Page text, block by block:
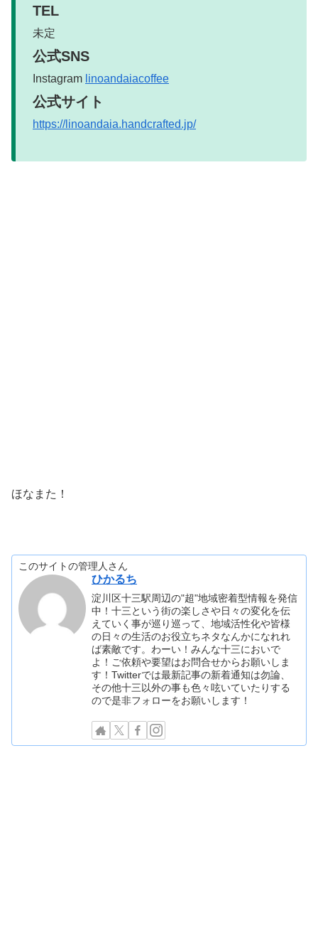
TEL
未定
公式SNS
Instagram linoandaiacoffee
公式サイト
https://linoandaia.handcrafted.jp/
ほなまた！
このサイトの管理人さん
ひかるち
淀川区十三駅周辺の"超"地域密着型情報を発信
中！十三という街の楽しさや日々の変化を伝
えていく事が巡り巡って、地域活性化や皆様
の日々の生活のお役立ちネタなんかになれれ
ば素敵です。わーい！みんな十三においで
よ！ご依頼や要望はお問合せからお願いしま
す！Twitterでは最新記事の新着通知は勿論、
その他十三以外の事も色々呟いていたりする
ので是非フォローをお願いします！